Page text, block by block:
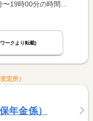
ークより転載)
定所）
年金係）